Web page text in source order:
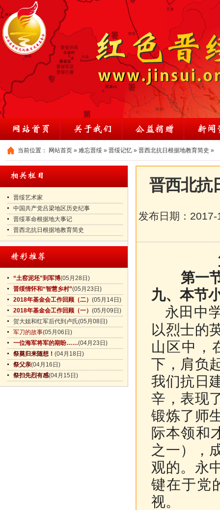
当前位置： 网站首页 » 难忘晋绥 » 晋绥记忆 » 晋西北抗日根据地教育简史 »
晋绥艺术家
中国共产党吕梁地区历史纪事
晋绥革命根据地大事记
晋西北抗日根据地教育简史
“土窑泥坯”到军博(05月28日)
晋绥情怀和“智慧乡村”(05月23日)
2018年基金会工作回顾（二） (05月14日)
2018年基金会工作回顾（一） (05月09日)
贺大姐和红军后代到卢氏(05月08日)
军刀的故事(05月06日)
一位海军将军的期盼……(04月23日)
祭奠归来随想！ (04月18日)
祭父亲(04月16日)
祭扫先烈有感(04月15日)
晋西北抗
发布日期： 2017-
第一
九、 本节
永田中
以烈士的
山区中，
下，肩负
我们抗日
辛，表现
锻炼了师
际本领和
之一），
观的。永
键在于党
视。